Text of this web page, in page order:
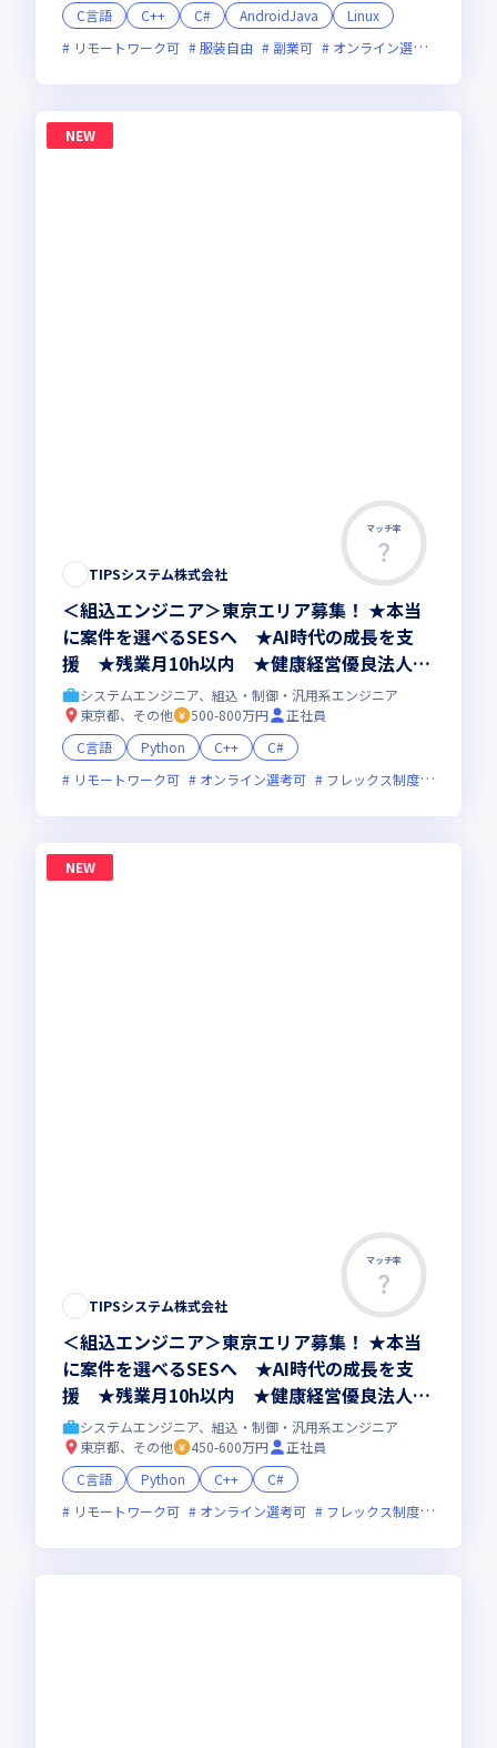
C言語
C++ C# AndroidJava
Linux
リモートワーク可
服装自由 副業可 オンライン選考可
NEW
マッチ率
TIPSシステム株式会社
＜組込エンジニア＞東京エリア募集！ ★本当
に案件を選べるSESへ ★AI時代の成長を支
援 ★残業月10h以内 ★健康経営優良法人20
26認定
システムエンジニア、組込・制御・汎用系エンジニア
東京都、その他
500-800万円
正社員
C言語
Python C++
C#
リモートワーク可
オンライン選考可 フレックス制度あり
NEW
マッチ率
TIPSシステム株式会社
＜組込エンジニア＞東京エリア募集！ ★本当
に案件を選べるSESへ ★AI時代の成長を支
援 ★残業月10h以内 ★健康経営優良法人20
26認定
システムエンジニア、組込・制御・汎用系エンジニア
東京都、その他
450-600万円
正社員
C言語
Python C++
C#
リモートワーク可
オンライン選考可 フレックス制度あり